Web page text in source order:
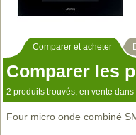
Comparer et acheter
Comparer les
2 produits trouvés, en vente
Four micro onde combiné